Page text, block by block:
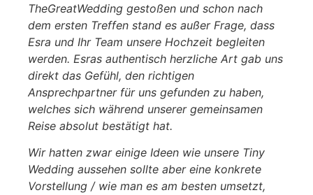
TheGreatWedding gestoßen und schon nach
dem ersten Treffen stand es außer Frage, dass
Esra und Ihr Team unsere Hochzeit begleiten
werden. Esras authentisch herzliche Art gab uns
direkt das Gefühl, den richtigen
Ansprechpartner für uns gefunden zu haben,
welches sich während unserer gemeinsamen
Reise absolut bestätigt hat.
Wir hatten zwar einige Ideen wie unsere Tiny
Wedding aussehen sollte aber eine konkrete
Vorstellung / wie man es am besten umsetzt,